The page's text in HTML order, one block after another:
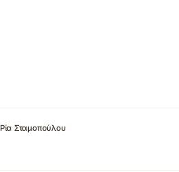
Ρία Σταμοπούλου